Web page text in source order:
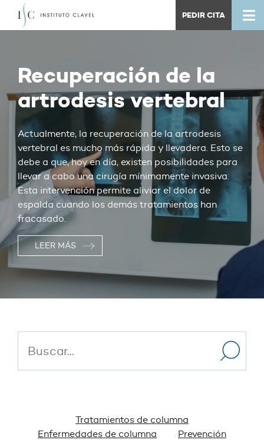
PEDIR CITA
Recuperación de la
artrodesis vertebral
Actualmente, la recuperación de la artrodesis
vertebral es mucho más rápida y llevadera. Esto se
debe a que, hoy en día, existen posibilidades para
llevar a cabo una cirugía mínimamente invasiva.
Esta intervención permite aliviar el dolor de
espalda cuando los demás tratamientos han
fracasado.
LEER MÁS
Tratamientos de columna
Enfermedades de columna
Prevención